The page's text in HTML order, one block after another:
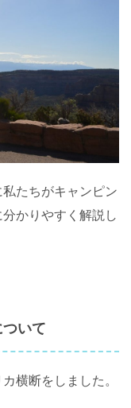
たちがキャンピン
かりやすく解説し
いて
横断をしました。